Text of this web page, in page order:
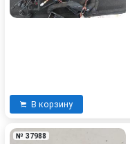
В корзину
№ 37988